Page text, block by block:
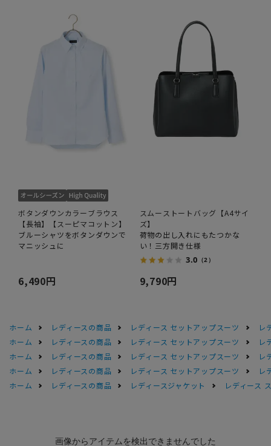
ボタンダウンカラーブラウス
【長袖】【スーピマコットン】
ブルーシャツをボタンダウンで
マニッシュに
6,490円
スムーストートバッグ【A4サイ
ズ】
荷物の出し入れにもたつかな
い！三方開き仕様
3.0 （2）
9,790円
ホーム レディースの商品 レディース セットアップスーツ
レ
ホーム
レディースの商品 レディース セットアップスーツ
レ
ホーム
レディースの商品 レディース セットアップスーツ
レ
ホーム
レディースの商品 レディース セットアップスーツ
レ
ホーム
レディースの商品 レディースジャケット レディース